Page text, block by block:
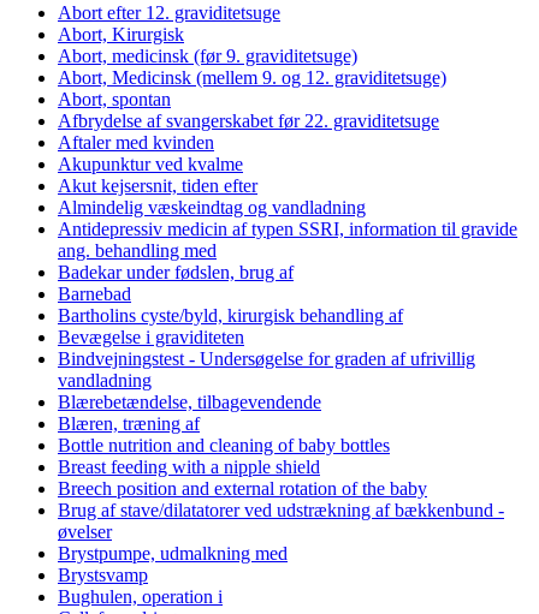
Abort efter 12. graviditetsuge
Abort, Kirurgisk
Abort, medicinsk (før 9. graviditetsuge)
Abort, Medicinsk (mellem 9. og 12. graviditetsuge)
Abort, spontan
Afbrydelse af svangerskabet før 22. graviditetsuge
Aftaler med kvinden
Akupunktur ved kvalme
Akut kejsersnit, tiden efter
Almindelig væskeindtag og vandladning
Antidepressiv medicin af typen SSRI, information til gravide
ang. behandling med
Badekar under fødslen, brug af
Barnebad
Bartholins cyste/byld, kirurgisk behandling af
Bevægelse i graviditeten
Bindvejningstest - Undersøgelse for graden af ufrivillig
vandladning
Blærebetændelse, tilbagevendende
Blæren, træning af
Bottle nutrition and cleaning of baby bottles
Breast feeding with a nipple shield
Breech position and external rotation of the baby
Brug af stave/dilatatorer ved udstrækning af bækkenbund -
øvelser
Brystpumpe, udmalkning med
Brystsvamp
Bughulen, operation i